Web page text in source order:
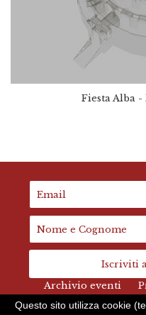
Fiesta Alba
Iscriviti
Archivio eventi
Questo sito utilizza cookie